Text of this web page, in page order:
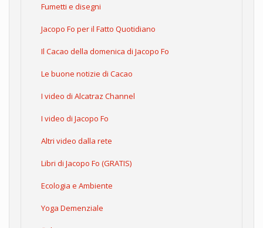
Fumetti e disegni
Jacopo Fo per il Fatto Quotidiano
Il Cacao della domenica di Jacopo Fo
Le buone notizie di Cacao
I video di Alcatraz Channel
I video di Jacopo Fo
Altri video dalla rete
Libri di Jacopo Fo (GRATIS)
Ecologia e Ambiente
Yoga Demenziale